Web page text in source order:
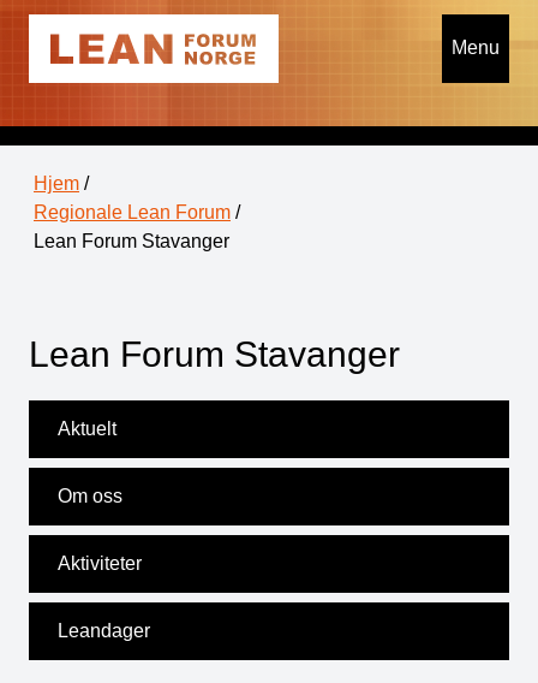
Menu
Hjem /
Regionale Lean Forum /
Lean Forum Stavanger
Lean Forum Stavanger
Aktuelt
Om oss
Aktiviteter
Leandager